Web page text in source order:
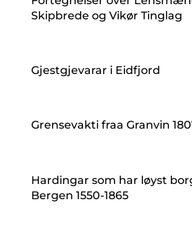
Skipbrede og Vikør Tinglag
Gjestgjevarar i Eidfjord
Grensevakti fraa Granvin
Hardingar som har løyst
Bergen 1550-1865